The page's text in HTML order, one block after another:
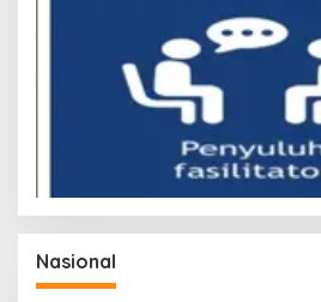
Nasional